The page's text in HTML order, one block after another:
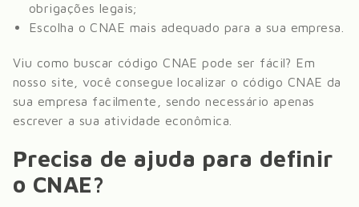
obrigações legais;
Escolha o CNAE mais adequado para a sua empresa.
Viu como buscar código CNAE pode ser fácil? Em
nosso site, você consegue localizar o código CNAE da
sua empresa facilmente, sendo necessário apenas
escrever a sua atividade econômica.
Precisa de ajuda para definir
o CNAE?